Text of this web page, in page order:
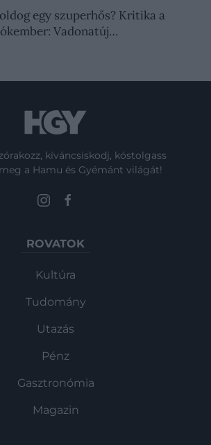
egy szuperhős? Kritika a
Vadonatúj…
kíváncsiskodj, kóstolgass
a Hamu és Gyémánt világát!
ROVATOK
Kultúra
Tudomány
Utazás
Pénz
Gasztronómia
Magazin